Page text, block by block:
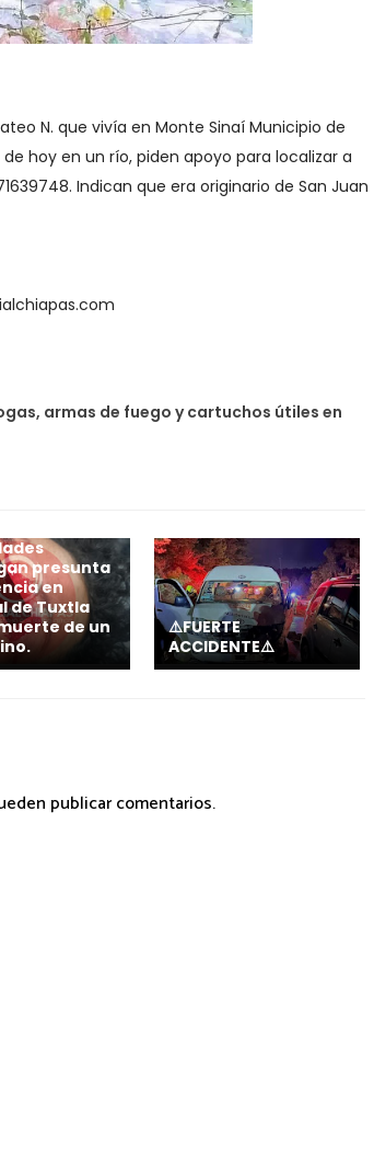
N. que vivía en Monte Sinaí Municipio de
hoy en un río, piden apoyo para localizar a
Indican que era originario de San Juan
armas de fuego y cartuchos útiles en
presunta
en
de Tuxtla
de un
⚠️FUERTE
ACCIDENTE⚠️
publicar comentarios.